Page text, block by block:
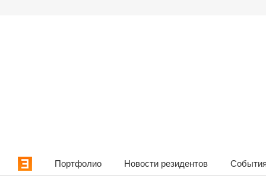
Портфолио Новости резидентов